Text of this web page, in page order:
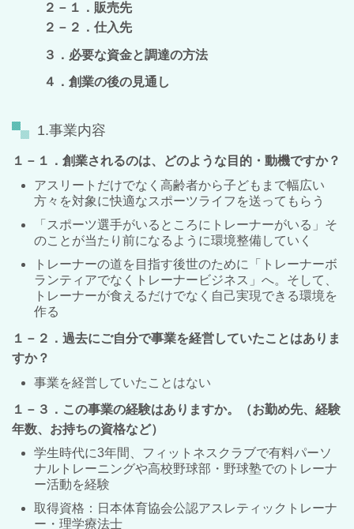
２－１．販売先
２－２．仕入先
３．必要な資金と調達の方法
４．創業の後の見通し
1.事業内容
１－１．創業されるのは、どのような目的・動機ですか？
アスリートだけでなく高齢者から子どもまで幅広い
方々を対象に快適なスポーツライフを送ってもらう
「スポーツ選手がいるところにトレーナーがいる」そ
のことが当たり前になるように環境整備していく
トレーナーの道を目指す後世のために「トレーナーボ
ランティアでなくトレーナービジネス」へ。そして、
トレーナーが食えるだけでなく自己実現できる環境を
作る
１－２．過去にご自分で事業を経営していたことはありま
すか？
事業を経営していたことはない
１－３．この事業の経験はありますか。（お勤め先、経験
年数、お持ちの資格など）
学生時代に3年間、フィットネスクラブで有料パーソ
ナルトレーニングや高校野球部・野球塾でのトレーナ
ー活動を経験
取得資格：日本体育協会公認アスレティックトレーナ
ー・理学療法士